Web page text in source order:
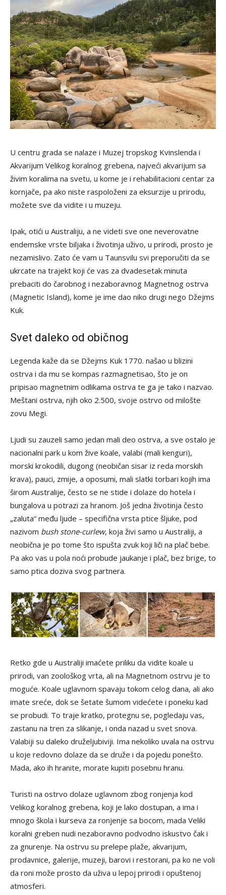
U centru grada se nalaze i Muzej tropskog Kvinslenda i
Akvarijum Velikog koralnog grebena, najveći akvarijum sa
živim koralima na svetu, u kome je i rehabilitacioni centar za
kornjače, pa ako niste raspoloženi za eksurzije u prirodu,
možete sve da vidite i u muzeju.
Ipak, otići u Australiju, a ne videti sve one neverovatne
endemske vrste biljaka i životinja uživo, u prirodi, prosto je
nezamislivo. Zato će vam u Taunsvilu svi preporučiti da se
ukrcate na trajekt koji će vas za dvadesetak minuta
prebaciti do čarobnog i nezaboravnog Magnetnog ostrva
(Magnetic Island), kome je ime dao niko drugi nego Džejms
Kuk.
Svet daleko od običnog
Legenda kaže da se Džejms Kuk 1770. našao u blizini
ostrva i da mu se kompas razmagnetisao, što je on
pripisao magnetnim odlikama ostrva te ga je tako i nazvao.
Meštani ostrva, njih oko 2.500, svoje ostrvo od milošte
zovu Megi.
Ljudi su zauzeli samo jedan mali deo ostrva, a sve ostalo je
nacionalni park u kom žive koale, valabi (mali kenguri),
morski krokodili, dugong (neobičan sisar iz reda morskih
krava), pauci, zmije, a oposumi, mali slatki torbari kojih ima
širom Australije, često se ne stide i dolaze do hotela i
bungalova u potrazi za hranom. Još jedna životinja često
„zaluta“ među ljude – specifična vrsta ptice šljuke, pod
nazivom bush stone-curlew, koja živi samo u Australiji, a
neobična je po tome što ispušta zvuk koji liči na plač bebe.
Pa ako vas u pola noći probude jaukanje i plač, bez brige, to
samo ptica doziva svog partnera.
Retko gde u Australiji imaćete priliku da vidite koale u
prirodi, van zoološkog vrta, ali na Magnetnom ostrvu je to
moguće. Koale uglavnom spavaju tokom celog dana, ali ako
imate sreće, dok se šetate šumom videćete i poneku kad
se probudi. To traje kratko, protegnu se, pogledaju vas,
zastanu na tren za slikanje, i onda nazad u svet snova.
Valabiji su daleko druželjubiviji. Ima nekoliko uvala na ostrvu
u koje redovno dolaze da se druže i da pojedu ponešto.
Mada, ako ih hranite, morate kupiti posebnu hranu.
Turisti na ostrvo dolaze uglavnom zbog ronjenja kod
Velikog koralnog grebena, koji je lako dostupan, a ima i
mnogo škola i kurseva za ronjenje sa bocom, mada Veliki
koralni greben nudi nezaboravno podvodno iskustvo čak i
za gnurenje. Na ostrvu su prelepe plaže, akvarijum,
prodavnice, galerije, muzeji, barovi i restorani, pa ko ne voli
da roni može prosto da uživa u lepoj prirodi i opuštenoj
atmosferi.